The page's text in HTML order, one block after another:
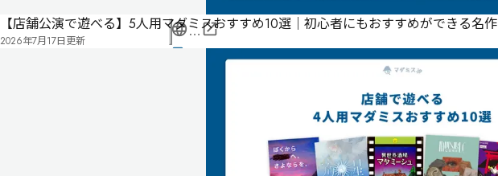
公
【店舗公演で遊べる】5人用マダミスおすすめ10選｜初心者にもおすすめができる名作
2026年7月17日更新